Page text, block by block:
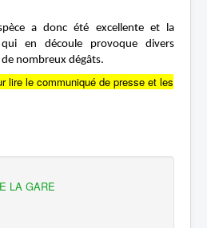
a donc été excellente et la
en découle provoque divers
nombreux dégâts.
lire le communiqué de presse et les
LA GARE